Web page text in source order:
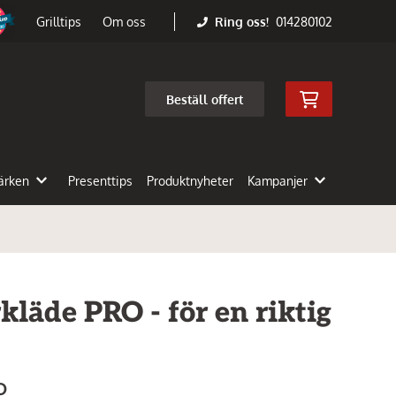
Grilltips Om oss Ring oss! 014280102
Beställ offert
Presenttips Produktnyheter Kampanjer
PRO - för en riktig